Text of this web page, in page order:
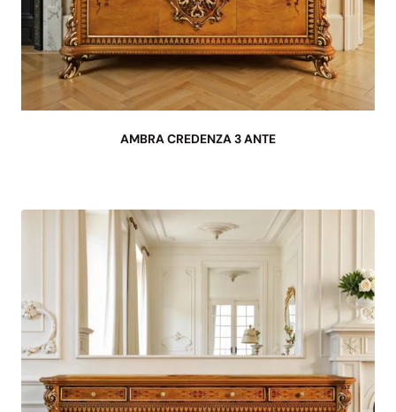
AMBRA CREDENZA 3 ANTE